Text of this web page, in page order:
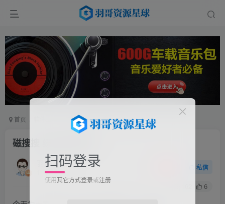
首页 电脑软件 正文
磁搜搜 绿色搜索软件
羽哥
11个月前更新
私信
6
扫码登录
使用其它方式登录或注册